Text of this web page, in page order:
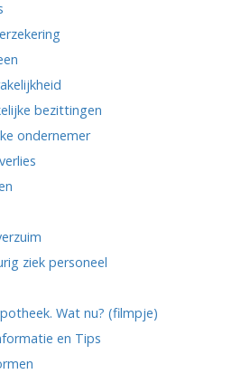
bezittingen
ondernemer
ziek personeel
Wat nu? (filmpje)
en Tips